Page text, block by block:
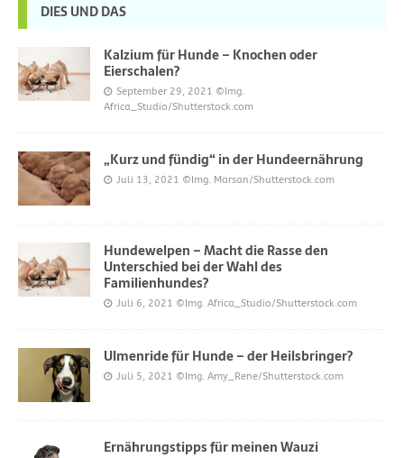
DIES UND DAS
Kalzium für Hunde – Knochen oder
Eierschalen?
September 29, 2021 ©Img.
Africa_Studio/Shutterstock.com
„Kurz und fündig“ in der Hundeernährung
Juli 13, 2021 ©Img. Marsan/Shutterstock.com
Hundewelpen – Macht die Rasse den
Unterschied bei der Wahl des
Familienhundes?
Juli 6, 2021 ©Img. Africa_Studio/Shutterstock.com
Ulmenride für Hunde – der Heilsbringer?
Juli 5, 2021 ©Img. Amy_Rene/Shutterstock.com
Ernährungstipps für meinen Wauzi